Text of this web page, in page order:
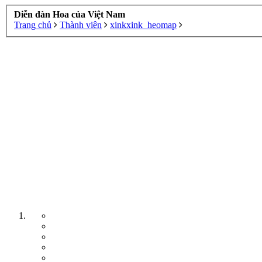
Diễn đàn Hoa của Việt Nam
Trang chủ
Thành viên xinkxink_heomap